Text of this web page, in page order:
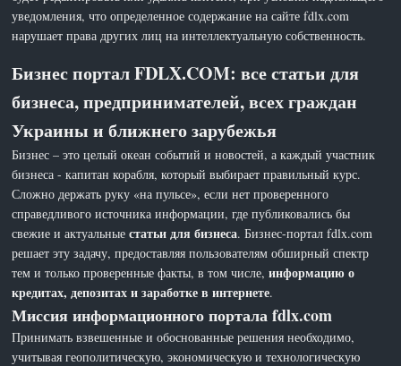
уведомления, что определенное содержание на сайте fdlx.com
нарушает права других лиц на интеллектуальную собственность.
Бизнес портал FDLX.COM: все статьи для
бизнеса, предпринимателей, всех граждан
Украины и ближнего зарубежья
Бизнес – это целый океан событий и новостей, а каждый участник
бизнеса - капитан корабля, который выбирает правильный курс.
Сложно держать руку «на пульсе», если нет проверенного
справедливого источника информации, где публиковались бы
свежие и актуальныестатьи для бизнеса. Бизнес-портал fdlx.com
решает эту задачу, предоставляя пользователям обширный спектр
тем и только проверенные факты, в том числе,информацию о
кредитах, депозитах и заработке в интернете.
Миссия информационного портала fdlx.com
Принимать взвешенные и обоснованные решения необходимо,
учитывая геополитическую, экономическую и технологическую